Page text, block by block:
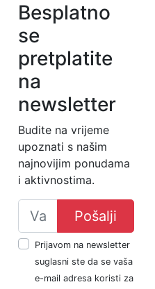
Besplatno
se
pretplatite
na
newsletter
Budite na vrijeme
upoznati s našim
najnovijim ponudama
i aktivnostima.
Pošalji
Prijavom na newsletter
suglasni ste da se vaša
e-mail adresa koristi za